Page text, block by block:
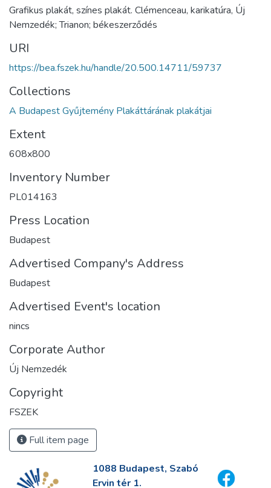
Grafikus plakát, színes plakát. Clémenceau, karikatúra, Új
Nemzedék; Trianon; békeszerződés
URI
https://bea.fszek.hu/handle/20.500.14711/59737
Collections
A Budapest Gyűjtemény Plakáttárának plakátjai
Extent
608x800
Inventory Number
PL014163
Press Location
Budapest
Advertised Company's Address
Budapest
Advertised Event's location
nincs
Corporate Author
Új Nemzedék
Copyright
FSZEK
Full item page
1088 Budapest, Szabó
Ervin tér 1.